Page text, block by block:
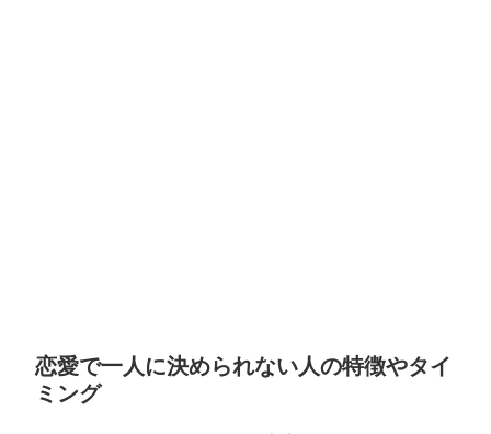
恋愛で一人に決められない人の特徴やタイ
ミング